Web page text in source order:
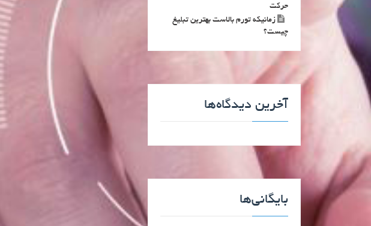
حرکت
زمانیکه تورم بالاست بهترین تبلیغ
چیست؟
آخرین دیدگاه‌ها
بایگانی‌ها